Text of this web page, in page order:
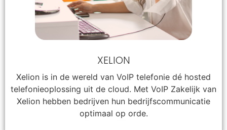
XELION
Xelion is in de wereld van VoIP telefonie dé hosted
telefonieoplossing uit de cloud. Met VoIP Zakelijk van
Xelion hebben bedrijven hun bedrijfscommunicatie
optimaal op orde.